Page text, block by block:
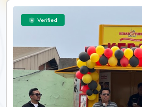
Verified